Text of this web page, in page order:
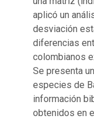
aplicó un
desviación
diferencias
colombianos
Se presenta
especies de
información
obtenidos en